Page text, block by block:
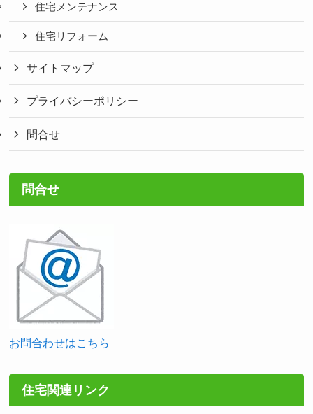
住宅メンテナンス
住宅リフォーム
サイトマップ
プライバシーポリシー
問合せ
問合せ
お問合わせはこちら
住宅関連リンク